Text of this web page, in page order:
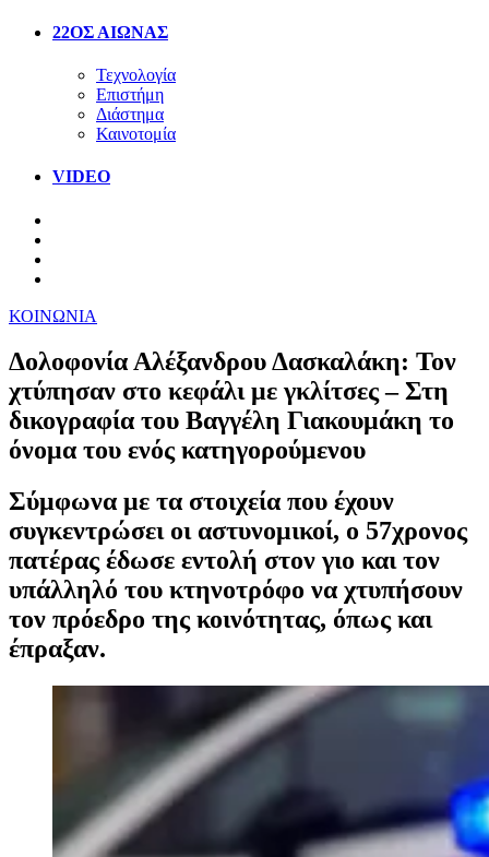
22ΟΣ ΑΙΩΝΑΣ
Τεχνολογία
Επιστήμη
Διάστημα
Καινοτομία
VIDEO
ΚΟΙΝΩΝΙΑ
Δολοφονία Αλέξανδρου Δασκαλάκη: Τον
χτύπησαν στο κεφάλι με γκλίτσες – Στη
δικογραφία του Βαγγέλη Γιακουμάκη το
όνομα του ενός κατηγορούμενου
Σύμφωνα με τα στοιχεία που έχουν
συγκεντρώσει οι αστυνομικοί, ο 57χρονος
πατέρας έδωσε εντολή στον γιο και τον
υπάλληλό του κτηνοτρόφο να χτυπήσουν
τον πρόεδρο της κοινότητας, όπως και
έπραξαν.